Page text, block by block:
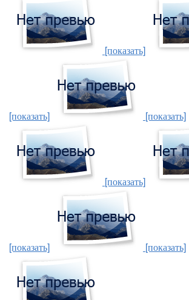
[показать]
[показать] [показать]
[показать]
[показать] [показать]